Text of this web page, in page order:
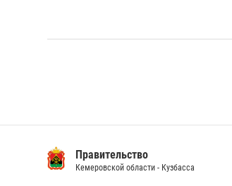
Правительство
Кемеровской области - Кузбасса